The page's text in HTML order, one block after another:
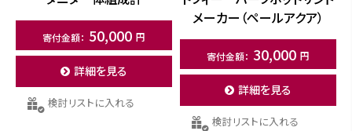
50,000
詳細を見る
検討リストに入れる
メーカー（ペールアクア）
30,000
詳細を見る
検討リストに入れる